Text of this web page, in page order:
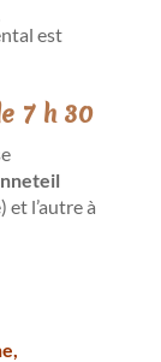
est
7 h 30
et l’autre à